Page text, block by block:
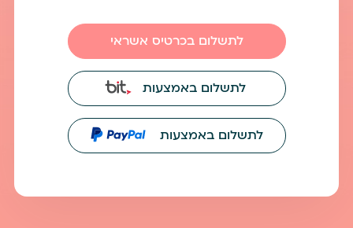
לתשלום בכרטיס אשראי
לתשלום באמצעות
לתשלום באמצעות